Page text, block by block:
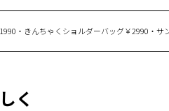
・きんちゃくショルダーバッグ￥2990・サ
く